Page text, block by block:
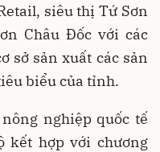
siêu thị Tứ Sơn
Châu Đốc với các
sở sản xuất các sản
biểu của tỉnh.
nghiệp quốc tế
kết hợp với chương